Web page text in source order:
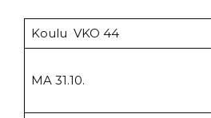
Koulu VKO 44
MA 31.10.